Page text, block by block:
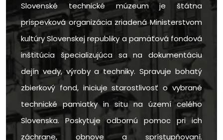
Slovenské technické múzeum je štátna
príspevková organizácia zriadená Ministerstvom
kultúry Slovenskej republiky a pamäťová fondová
inštitúcia špecializujúca sa na dokumentáciu
dejín vedy, výroby a techniky. Spravuje bohatý
zbierkový fond, iniciuje starostlivosť o vybrané
technické pamiatky in situ na území celého
Slovenska. Poskytuje odbornú pomoc pri ich
záchrane, obnove a sprístupňovaní.